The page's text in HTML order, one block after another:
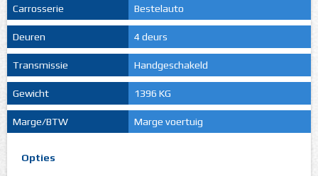
Carrosserie Bestelauto
Deuren 4 deurs
Transmissie Handgeschakeld
Gewicht 1396 KG
Marge/BTW Marge voertuig
Opties